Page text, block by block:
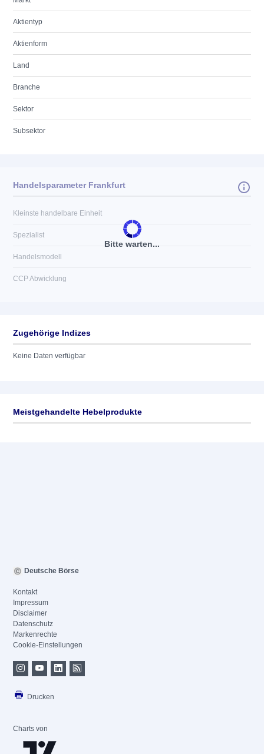
Aktientyp
Aktienform
Land
Branche
Sektor
Subsektor
Bitte warten...
Handelsparameter Frankfurt
Kleinste handelbare Einheit
Spezialist
Handelsmodell
CCP Abwicklung
Zugehörige Indizes
Keine Daten verfügbar
Meistgehandelte Hebelprodukte
Deutsche Börse
Kontakt
Impressum
Disclaimer
Datenschutz
Markenrechte
Cookie-Einstellungen
Drucken
Charts von